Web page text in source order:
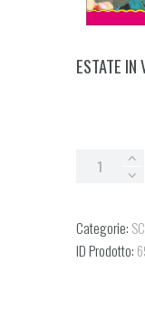
ESTATE
ESTATE
4-
5
Categorie:
ID Prodotto: